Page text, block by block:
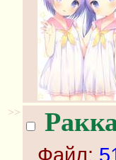
>>
Файл: